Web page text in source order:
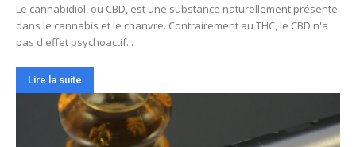
Le cannabidiol, ou CBD, est une substance naturellement présente
dans le cannabis et le chanvre. Contrairement au THC, le CBD n'a
pas d'effet psychoactif...
Lire la suite